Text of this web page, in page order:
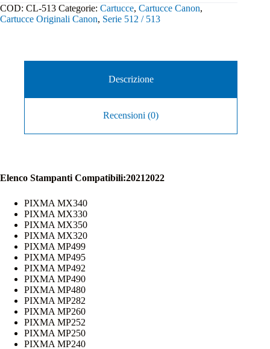
COD: CL-513 Categorie: Cartucce, Cartucce Canon,
Cartucce Originali Canon, Serie 512 / 513
Descrizione
Recensioni (0)
Elenco Stampanti Compatibili:20212022
PIXMA MX340
PIXMA MX330
PIXMA MX350
PIXMA MX320
PIXMA MP499
PIXMA MP495
PIXMA MP492
PIXMA MP490
PIXMA MP480
PIXMA MP282
PIXMA MP260
PIXMA MP252
PIXMA MP250
PIXMA MP240